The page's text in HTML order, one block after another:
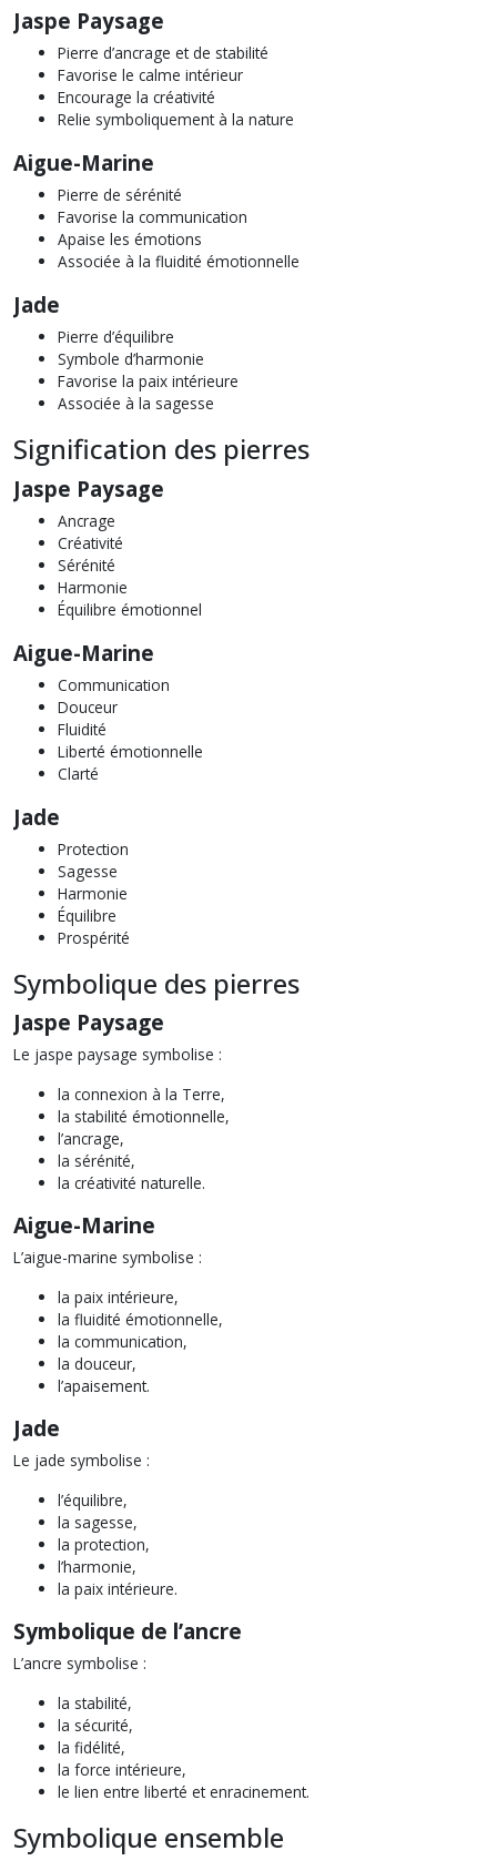
Jaspe Paysage
Pierre d’ancrage et de stabilité
Favorise le calme intérieur
Encourage la créativité
Relie symboliquement à la nature
Aigue-Marine
Pierre de sérénité
Favorise la communication
Apaise les émotions
Associée à la fluidité émotionnelle
Jade
Pierre d’équilibre
Symbole d’harmonie
Favorise la paix intérieure
Associée à la sagesse
Signification des pierres
Jaspe Paysage
Ancrage
Créativité
Sérénité
Harmonie
Équilibre émotionnel
Aigue-Marine
Communication
Douceur
Fluidité
Liberté émotionnelle
Clarté
Jade
Protection
Sagesse
Harmonie
Équilibre
Prospérité
Symbolique des pierres
Jaspe Paysage
Le jaspe paysage symbolise :
la connexion à la Terre,
la stabilité émotionnelle,
l’ancrage,
la sérénité,
la créativité naturelle.
Aigue-Marine
L’aigue-marine symbolise :
la paix intérieure,
la fluidité émotionnelle,
la communication,
la douceur,
l’apaisement.
Jade
Le jade symbolise :
l’équilibre,
la sagesse,
la protection,
l’harmonie,
la paix intérieure.
Symbolique de l’ancre
L’ancre symbolise :
la stabilité,
la sécurité,
la fidélité,
la force intérieure,
le lien entre liberté et enracinement.
Symbolique ensemble